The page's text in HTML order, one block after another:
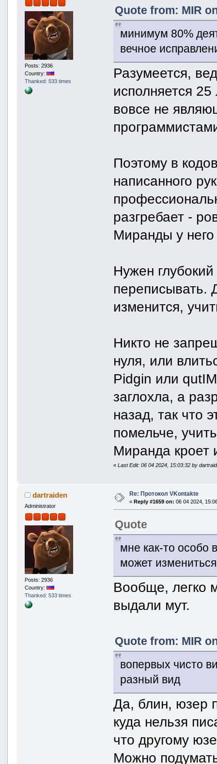
Posts: 2936
Country:
Thanked: 533 times
Quote from: MIR
минимум 80%
вечное
Разумеется,
исполняется
вовсе не
Поэтому в
написанного
разгребает -
Миранды у
Нужен
переписывать.
изменится,
Никто не
нуля, или
Pidgin или
заглохла, а
назад, так что
помельче,
Миранда кроет
«Last Edit: 06 04 2024, 15:03:32 by
dartraiden
Administrator
Posts: 2936
Country:
Thanked: 533 times
Re: Протокол VKontakte
« Reply #1659 on: 06 04 2024,
Quote
мне как-то особо
может
Вообще, легко
выдали мут.
Quote from: MIR
вопервых чисто
разный вид
Да, блин, юзер
куда нельзя
что другому
Можно